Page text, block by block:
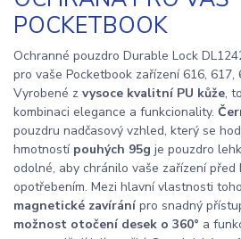
POCKETBOOK
Ochranné pouzdro Durable Lock
pro vaše Pocketbook zařízení 616, 617,
Vyrobené z vysoce kvalitní PU kůže,
kombinaci elegance a funkcionality.
pouzdru nadčasový vzhled, který se
hmotností pouhých 95g je pouzdro
odolné, aby chránilo vaše zařízení před
opotřebením. Mezi hlavní vlastnosti
magnetické zavíránípro snadný
možnost otočení desek o 360° a